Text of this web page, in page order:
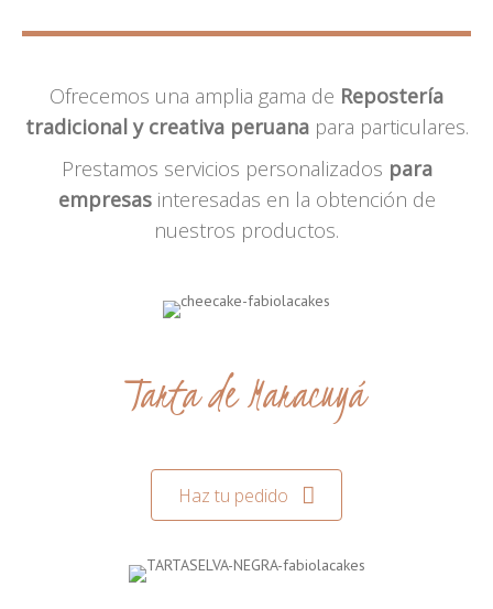
Ofrecemos una amplia gama de Repostería
tradicional y creativa peruanapara particulares.
Prestamos servicios personalizados para
empresasinteresadas en la obtención de
nuestros productos.
Tarta de Maracuyá
Haz tu pedido